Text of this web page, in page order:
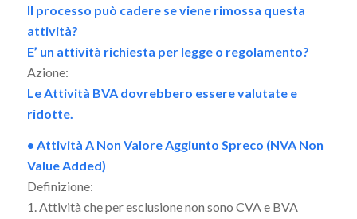
Il processo può cadere se viene rimossa questa
attività?
E’ un attività richiesta per legge o regolamento?
Azione:
Le Attività BVA dovrebbero essere valutate e
ridotte.
• Attività A Non Valore Aggiunto Spreco (NVA Non
Value Added)
Definizione:
1. Attività che per esclusione non sono CVA e BVA